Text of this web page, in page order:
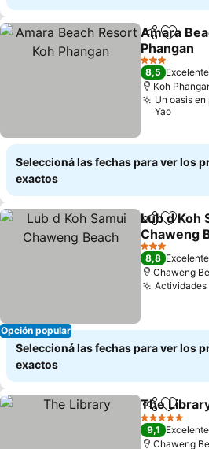
Compartir
Amara
Phangan
Ver precios
3 Estrellas
8,5 Excelente
Koh
Un oasis
Yao
Seleccioná las fechas para ver los
exactos
Opción popular
Compartir
Añadir
Lub d Koh
Chaweng
Ver precios
3 Estrellas
8,8 Excelente
Chaweng
Seleccioná las fechas para ver los
exactos
Compartir
Añadir
The
5 Estrellas
9,1 Excelente
Chaweng